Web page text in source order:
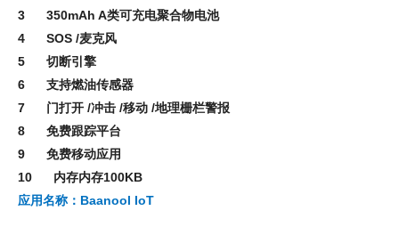
3 350mAh A类可充电聚合物电池
4 SOS /麦克风
5 切断引擎
6 支持燃油传感器
7 门打开 /冲击 /移动 /地理栅栏警报
8 免费跟踪平台
9 免费移动应用
10 内存内存100KB
应用名称：Baanool IoT